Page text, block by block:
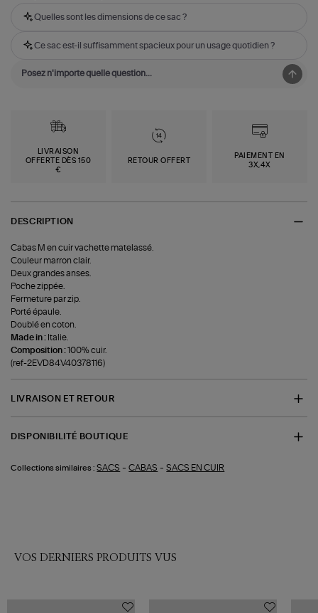
Quelles sont les dimensions de ce sac ?
Ce sac est-il suffisamment spacieux pour un usage quotidien ?
LIVRAISON
OFFERTE DÈS 150
€
RETOUR OFFERT
PAIEMENT EN
3X,4X
DESCRIPTION
Cabas M en cuir vachette matelassé.
Couleur marron clair.
Deux grandes anses.
Poche zippée.
Fermeture par zip.
Porté épaule.
Doublé en coton.
Made in : Italie.
Composition :100% cuir.
(ref-2EVD84V40378116)
LIVRAISON ET RETOUR
DISPONIBILITÉ BOUTIQUE
Collections similaires : SACS -CABAS -SACS EN CUIR
VOS DERNIERS PRODUITS VUS